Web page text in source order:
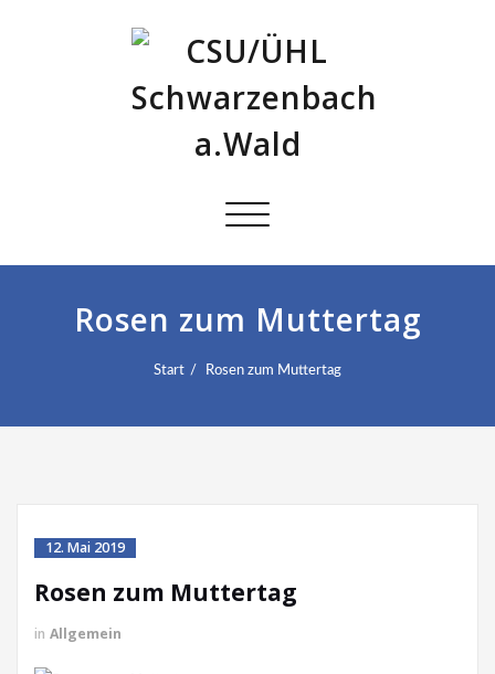
Schalte
Rosen zum Muttertag
Start Rosen zum Muttertag
12. Mai 2019
Rosen zum Muttertag
in Allgemein